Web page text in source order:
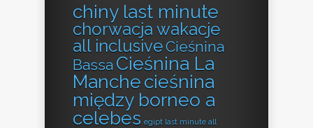
chiny last minute
chorwacja wakacje
all inclusiveCieśnina
Bassa Cieśnina La
Manchecieśnina
między borneo a
celebes egipt last minute all